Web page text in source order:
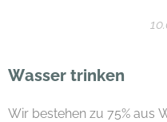
Wasser trinken
Wir bestehen zu 75% aus